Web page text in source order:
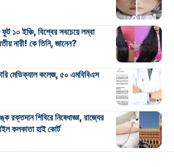
১০ ইঞ্চি, বিশ্বের সবচেয়ে লম্বা
নারী! কে তিনি, জানেন?
মেডিক্যাল কলেজ, ৫০ এমবিবিএস
রক্তদান শিবিরে নিষেধাজ্ঞা, রাজ্যের
কলকাতা হাই কোর্ট